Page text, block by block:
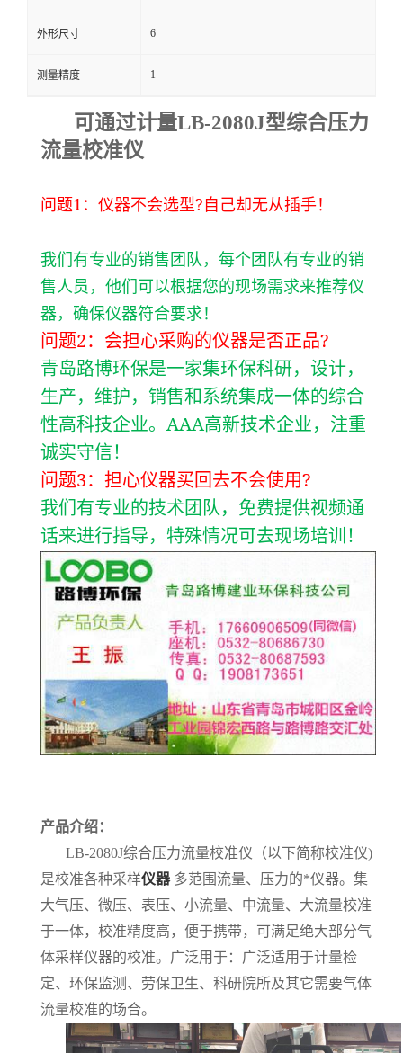
外形尺寸 6
测量精度 1
可通过计量LB-2080J型综合压力
流量校准仪
问题1 ：仪器不会选型? 自己却无从插手！
我们有专业的销售团队，每个团队有专业的销
售人员，他们可以根据您的现场需求来推荐仪
器，确保仪器符合要求！
问题2：会担心采购的仪器是否正品?
青岛路博环保是一家集环保科研，设计，
生产，维护，销售和系统集成一体的综合
性高科技企业。 AAA高新技术企业，注重
诚实守信！
问题3：担心仪器买回去不会使用?
我们有专业的技术团队，免费提供视频通
话来进行指导，特殊情况可去现场培训！
产品介绍：
LB-2080J综合压力流量校准仪（以下简称校准仪)
是校准各种采样仪器 多范围流量、压力的*仪器。集
大气压、微压、表压、小流量、中流量、大流量校准
于一体，校准精度高，便于携带，可满足绝大部分气
体采样仪器的校准。广泛用于：广泛适用于计量检
定、环保监测、劳保卫生、科研院所及其它需要气体
流量校准的场合。